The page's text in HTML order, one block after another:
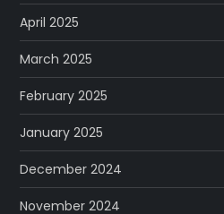
April 2025
March 2025
February 2025
January 2025
December 2024
November 2024